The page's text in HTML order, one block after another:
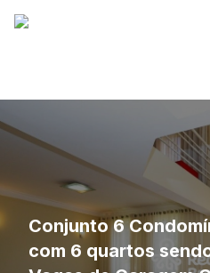
Conjunto 6
com 6 quartos